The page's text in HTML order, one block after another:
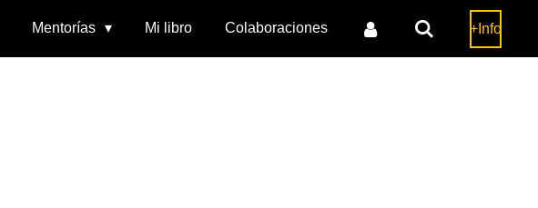
Mentorías Mi libro Colaboraciones +Info